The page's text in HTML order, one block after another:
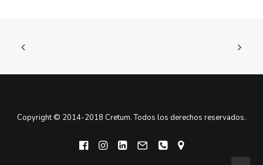
Copyright © 2014-2018 Cretum. Todos los derechos reservados.